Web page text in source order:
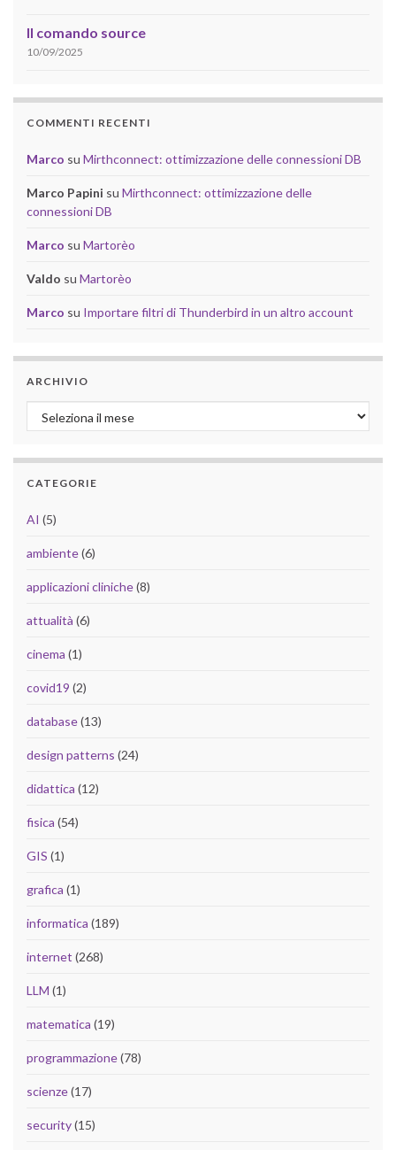
Il comando source
10/09/2025
COMMENTI RECENTI
Marco su Mirthconnect: ottimizzazione delle connessioni DB
Marco Papini su Mirthconnect: ottimizzazione delle
connessioni DB
Marco su Martorèo
Valdo su Martorèo
Marco su Importare filtri di Thunderbird in un altro account
ARCHIVIO
Archivio
CATEGORIE
AI (5)
ambiente(6)
applicazioni cliniche(8)
attualità (6)
cinema (1)
covid19 (2)
database(13)
design patterns (24)
didattica (12)
fisica (54)
GIS (1)
grafica (1)
informatica (189)
internet (268)
LLM (1)
matematica (19)
programmazione(78)
scienze(17)
security(15)